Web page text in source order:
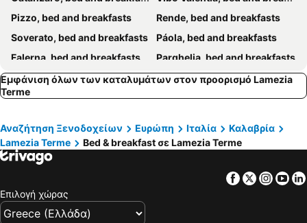
Pizzo, bed and breakfasts
Rende, bed and breakfasts
Soverato, bed and breakfasts
Páola, bed and breakfasts
Falerna, bed and breakfasts
Parghelia, bed and breakfasts
Filandari, bed and breakfasts
Drapia, bed and breakfasts
Mileto, bed and breakfasts
Briatico, bed and breakfasts
Zambrone, bed and breakfasts
Montalto Uffugo, bed and breakfasts
Sellia Marina, bed and breakfasts
Carpanzano, bed and breakfasts
Davoli, bed and breakfasts
Montepaone, bed and breakfasts
Εμφάνιση όλων των καταλυμάτων στον προορισμό Lamezia
Terme
Αναζήτηση Ξενοδοχείων Ευρώπη Ιταλία
Καλαβρία
Lamezia Terme
Bed & breakfast σε Lamezia Terme
Facebook
Twitter
Επιλογή χώρας